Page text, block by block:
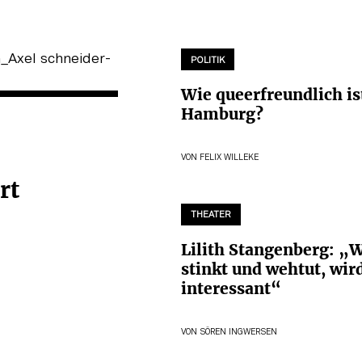
POLITIK
Wie queerfreundlich
Hamburg?
VON FELIX WILLEKE
THEATER
Lilith Stangenberg:
stinkt und wehtut,
interessant“
VON SÖREN INGWERSEN